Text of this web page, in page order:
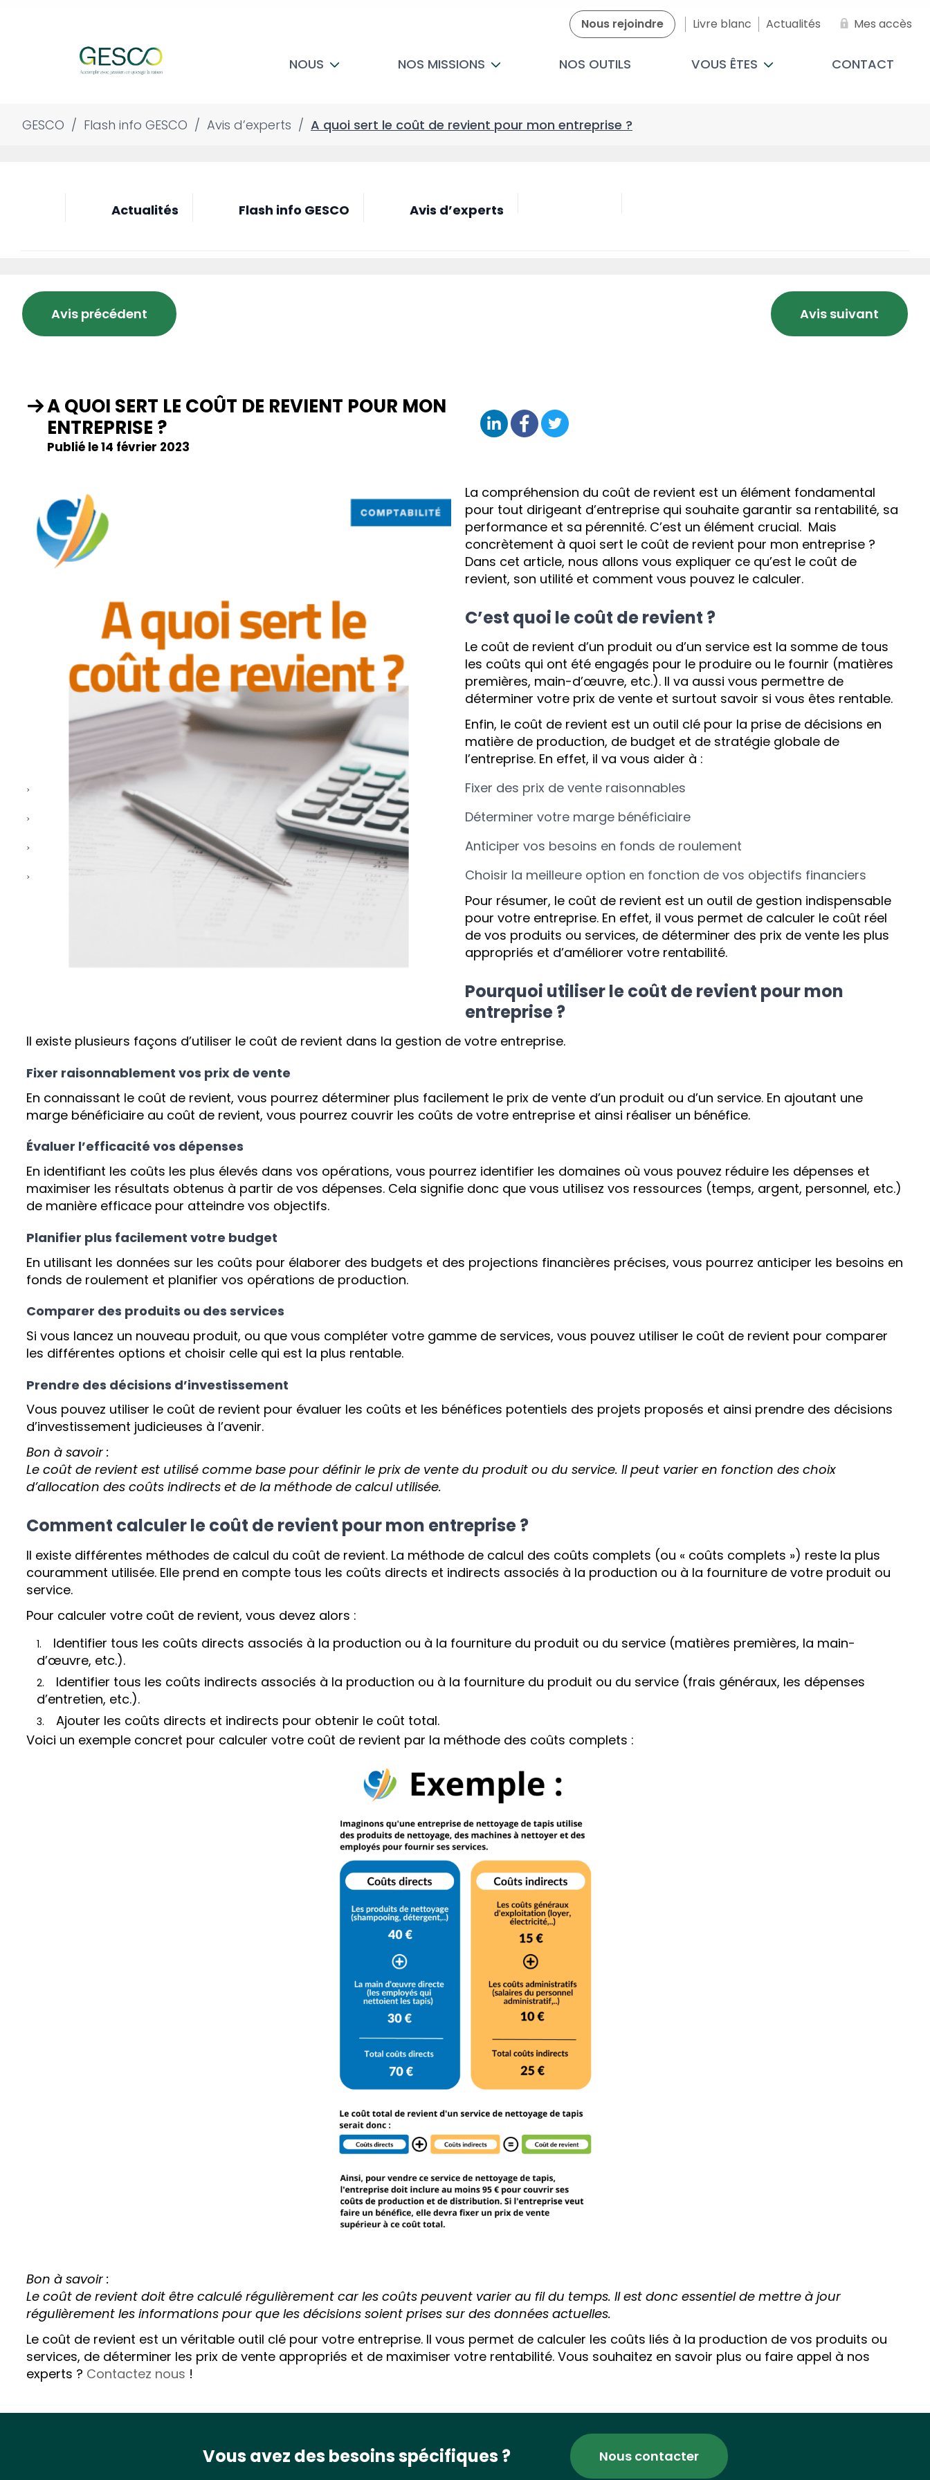
Nous rejoindre Livre blanc Actualités Mes accès
NOUS NOS MISSIONS NOS OUTILS VOUS ÊTES CONTACT
GESCO / Flash info GESCO / Avis d’experts / A quoi sert le coût de revient pour mon entreprise ?
Actualités Flash info GESCO Avis d’experts
Avis précédent Avis suivant
A QUOI SERT LE COÛT DE REVIENT POUR MON
ENTREPRISE ?
Publié le 14 février 2023
La compréhension du coût de revient est un élément fondamental
pour tout dirigeant d’entreprise qui souhaite garantir sa rentabilité, sa
performance et sa pérennité. C’est un élément crucial. Mais
concrètement à quoi sert le coût de revient pour mon entreprise ?
Dans cet article, nous allons vous expliquer ce qu’est le coût de
revient, son utilité et comment vous pouvez le calculer.
C’est quoi le coût de revient ?
Le coût de revient d’un produit ou d’un service est la somme de tous
les coûts qui ont été engagés pour le produire ou le fournir (matières
premières, main-d’œuvre, etc.). Il va aussi vous permettre de
déterminer votre prix de vente et surtout savoir si vous êtes rentable.
Enfin, le coût de revient est un outil clé pour la prise de décisions en
matière de production, de budget et de stratégie globale de
l’entreprise. En effet, il va vous aider à :
Fixer des prix de vente raisonnables
Déterminer votre marge bénéficiaire
Anticiper vos besoins en fonds de roulement
Choisir la meilleure option en fonction de vos objectifs financiers
Pour résumer, le coût de revient est un outil de gestion indispensable
pour votre entreprise. En effet, il vous permet de calculer le coût réel
de vos produits ou services, de déterminer des prix de vente les plus
appropriés et d’améliorer votre rentabilité.
Pourquoi utiliser le coût de revient pour mon
entreprise ?
Il existe plusieurs façons d’utiliser le coût de revient dans la gestion de votre entreprise.
Fixer raisonnablement vos prix de vente
En connaissant le coût de revient, vous pourrez déterminer plus facilement le prix de vente d’un produit ou d’un service. En ajoutant une
marge bénéficiaire au coût de revient, vous pourrez couvrir les coûts de votre entreprise et ainsi réaliser un bénéfice.
Évaluer l’efficacité vos dépenses
En identifiant les coûts les plus élevés dans vos opérations, vous pourrez identifier les domaines où vous pouvez réduire les dépenses et
maximiser les résultats obtenus à partir de vos dépenses. Cela signifie donc que vous utilisez vos ressources (temps, argent, personnel, etc.)
de manière efficace pour atteindre vos objectifs.
Planifier plus facilement votre budget
En utilisant les données sur les coûts pour élaborer des budgets et des projections financières précises, vous pourrez anticiper les besoins en
fonds de roulement et planifier vos opérations de production.
Comparer des produits ou des services
Si vous lancez un nouveau produit, ou que vous compléter votre gamme de services, vous pouvez utiliser le coût de revient pour comparer
les différentes options et choisir celle qui est la plus rentable.
Prendre des décisions d’investissement
Vous pouvez utiliser le coût de revient pour évaluer les coûts et les bénéfices potentiels des projets proposés et ainsi prendre des décisions
d’investissement judicieuses à l’avenir.
Bon à savoir :
Le coût de revient est utilisé comme base pour définir le prix de vente du produit ou du service. Il peut varier en fonction des choix
d’allocation des coûts indirects et de la méthode de calcul utilisée.
Comment calculer le coût de revient pour mon entreprise ?
Il existe différentes méthodes de calcul du coût de revient. La méthode de calcul des coûts complets (ou « coûts complets ») reste la plus
couramment utilisée. Elle prend en compte tous les coûts directs et indirects associés à la production ou à la fourniture de votre produit ou
service.
Pour calculer votre coût de revient, vous devez alors :
Identifier tous les coûts directs associés à la production ou à la fourniture du produit ou du service (matières premières, la main-
d’œuvre, etc.).
Identifier tous les coûts indirects associés à la production ou à la fourniture du produit ou du service (frais généraux, les dépenses
d’entretien, etc.).
Ajouter les coûts directs et indirects pour obtenir le coût total.
Voici un exemple concret pour calculer votre coût de revient par la méthode des coûts complets :
Bon à savoir :
Le coût de revient doit être calculé régulièrement car les coûts peuvent varier au fil du temps. Il est donc essentiel de mettre à jour
régulièrement les informations pour que les décisions soient prises sur des données actuelles.
Le coût de revient est un véritable outil clé pour votre entreprise. Il vous permet de calculer les coûts liés à la production de vos produits ou
services, de déterminer les prix de vente appropriés et de maximiser votre rentabilité. Vous souhaitez en savoir plus ou faire appel à nos
experts ? Contactez nous !
Vous avez des besoins spécifiques ? Nous contacter